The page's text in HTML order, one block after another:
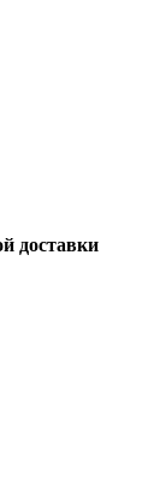
доставки